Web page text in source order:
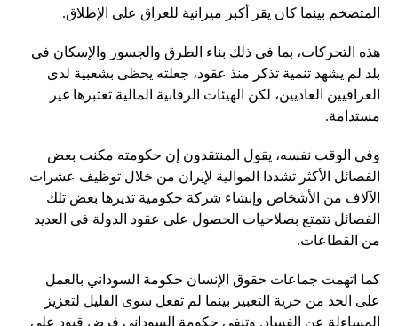
المتضخم بينما كان يقر أكبر ميزانية للعراق على الإطلاق.
هذه التحركات، بما في ذلك بناء الطرق والجسور والإسكان في
بلد لم يشهد تنمية تذكر منذ عقود، جعلته يحظى بشعبية لدى
العراقيين العاديين، لكن الهيئات الرقابية المالية تعتبرها غير
مستدامة.
وفي الوقت نفسه، يقول المنتقدون إن حكومته مكنت بعض
الفصائل الأكثر تشددا الموالية لإيران من خلال توظيف عشرات
الآلاف من الأشخاص وإنشاء شركة حكومية تديرها بعض تلك
الفصائل تتمتع بصلاحيات الحصول على عقود الدولة في العديد
من القطاعات.
كما اتهمت جماعات حقوق الإنسان حكومة السوداني بالعمل
على الحد من حرية التعبير بينما لم تفعل سوى القليل لتعزيز
المساءلة عن الفساد. وتنفي حكومة السوداني فرض قيود على